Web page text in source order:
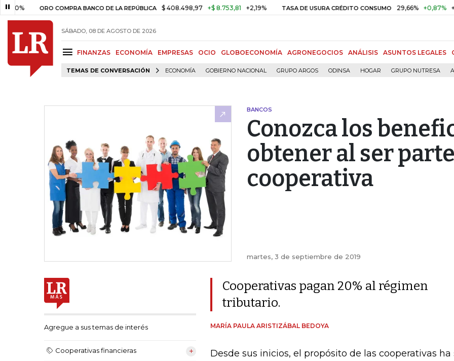
ORO COMPRA BANCO DE LA REPÚBLICA $ 408.498,97 +$ 8.753,81 +2,19% TASA DE USURA CRÉDITO CONSUMO 29,66% +0,87% +3,02%
SÁBADO, 08 DE AGOSTO DE 2026
FINANZAS ECONOMÍA EMPRESAS OCIO GLOBOECONOMÍA AGRONEGOCIOS ANÁLISIS ASUNTOS LEGALES
TEMAS DE CONVERSACIÓN ECONOMÍA GOBIERNO NACIONAL GRUPO ARGOS ODINSA HOGAR GRUPO NUTRESA
BANCOS
Conozca los
obtener al ser
cooperativa
martes, 3 de septiembre de 2019
Agregue a sus temas de interés
Cooperativas financieras
Cooperativas pagan 20% al régimen
tributario.
MARÍA PAULA ARISTIZÁBAL BEDOYA
Desde sus inicios, el propósito de las cooperativas